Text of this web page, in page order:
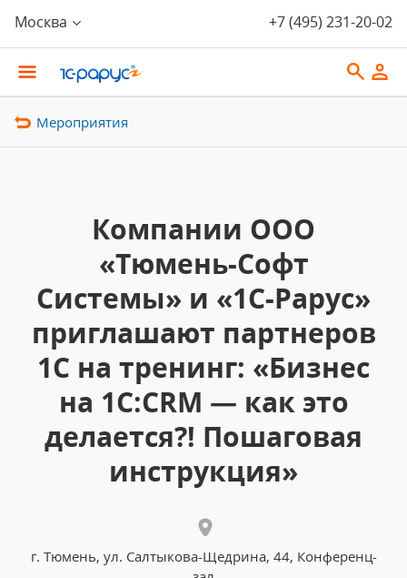
Москва +7 (495) 231-20-02
Мероприятия
Компании ООО
«Тюмень-Софт
Системы» и «1С-Рарус»
приглашают партнеров
1С на тренинг: «Бизнес
на 1С:CRM — как это
делается?! Пошаговая
инструкция»
г. Тюмень, ул. Салтыкова-Щедрина, 44, Конференц-